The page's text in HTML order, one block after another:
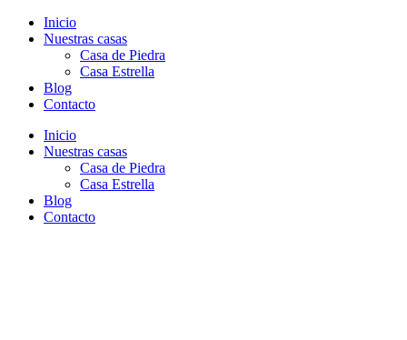
Inicio
Nuestras casas
Casa de Piedra
Casa Estrella
Blog
Contacto
Inicio
Nuestras casas
Casa de Piedra
Casa Estrella
Blog
Contacto